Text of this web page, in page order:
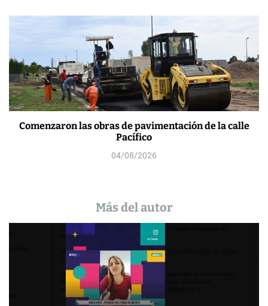
Comenzaron las obras de pavimentación de la calle
Pacífico
04/08/2026
Más del autor